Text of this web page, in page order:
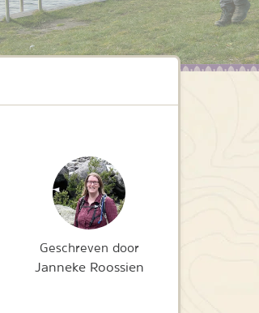
Geschreven door
Janneke Roossien